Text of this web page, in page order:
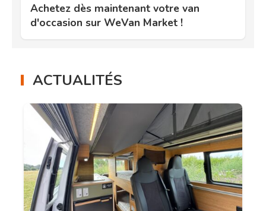
Achetez dès maintenant votre van
d'occasion sur WeVan Market !
ACTUALITÉS